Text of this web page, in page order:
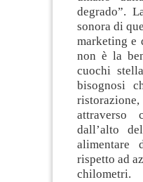
degrado”.
sonora di
marketing e
non è la
cuochi
bisognosi
attraverso
dall’alto
alimentare
rispetto ad
chilometri.